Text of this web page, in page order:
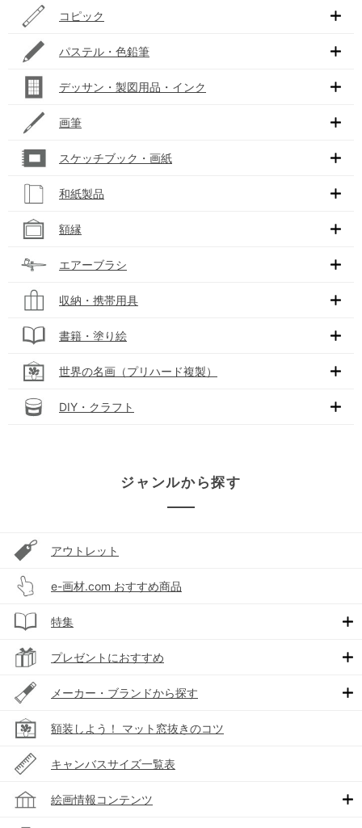
コピック
パステル・色鉛筆
デッサン・製図用品・インク
画筆
スケッチブック・画紙
和紙製品
額縁
エアーブラシ
収納・携帯用具
書籍・塗り絵
世界の名画（プリハード複製）
DIY・クラフト
ジャンルから探す
アウトレット
e-画材.com おすすめ商品
特集
プレゼントにおすすめ
メーカー・ブランドから探す
額装しよう！ マット窓抜きのコツ
キャンバスサイズ一覧表
絵画情報コンテンツ